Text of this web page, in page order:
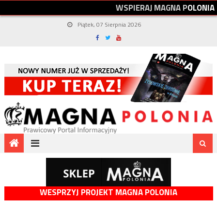
WSPIERAJMAGNAPOLONIA
Piątek, 07 Sierpnia 2026
WESPRZYJ PROJEKT MAGNA POLONIA